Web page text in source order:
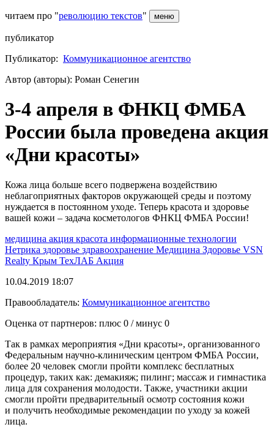
читаем про "революцию текстов" меню
публикатор
Публикатор: Коммуникационное агентство
Автор (авторы): Роман Сенегин
3-4 апреля в ФНКЦ ФМБА
России была проведена акция
«Дни красоты»
Кожа лица больше всего подвержена воздействию
неблагоприятных факторов окружающей среды и поэтому
нуждается в постоянном уходе. Теперь красота и здоровье
вашей кожи – задача косметологов ФНКЦ ФМБА России!
медицина акция красота информационные технологии
Нетрика здоровье здравоохранение Медицина Здоровье VSN
Realty Крым ТехЛАБ Акция
10.04.2019 18:07
Правообладатель: Коммуникационное агентство
Оценка от партнеров: плюс 0 / минус 0
Так в рамках мероприятия «Дни красоты», организованного
Федеральным научно-клиническим центром ФМБА России,
более 20 человек смогли пройти комплекс бесплатных
процедур, таких как: демакияж; пилинг; массаж и гимнастика
лица для сохранения молодости. Также, участники акции
смогли пройти предварительный осмотр состояния кожи
и получить необходимые рекомендации по уходу за кожей
лица.